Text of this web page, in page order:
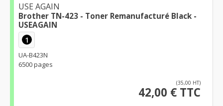
USE AGAIN
Brother TN-423 - Toner Remanufacturé Black -
USEAGAIN
1
UA-B423N
6500 pages
(35,00 HT)
42,00 € TTC